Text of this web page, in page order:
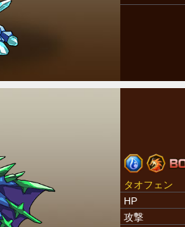
タオフェン
HP
攻撃